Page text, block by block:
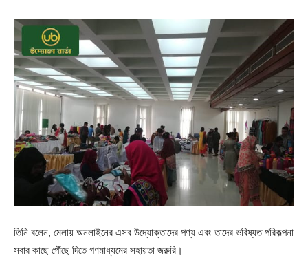
তিনি বলেন, মেলায় অনলাইনের এসব উদ্যোক্তাদের পণ্য এবং তাদের ভবিষ্যত পরিকল্পনা
সবার কাছে পৌঁছে দিতে গণমাধ্যমের সহায়তা জরুরি।